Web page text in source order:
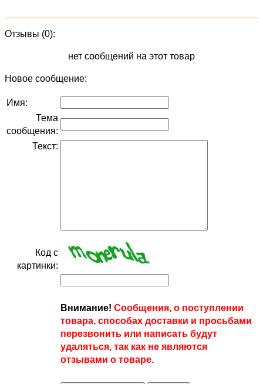
Отзывы (0):
нет сообщений на этот товар
Новое сообщение:
Имя:
Тема
сообщения:
Текст:
Код с
картинки:
Внимание! Сообщения, о поступлении
товара, способах доставки и просьбами
перезвонить или написать будут
удаляться, так как не являются
отзывами о товаре.